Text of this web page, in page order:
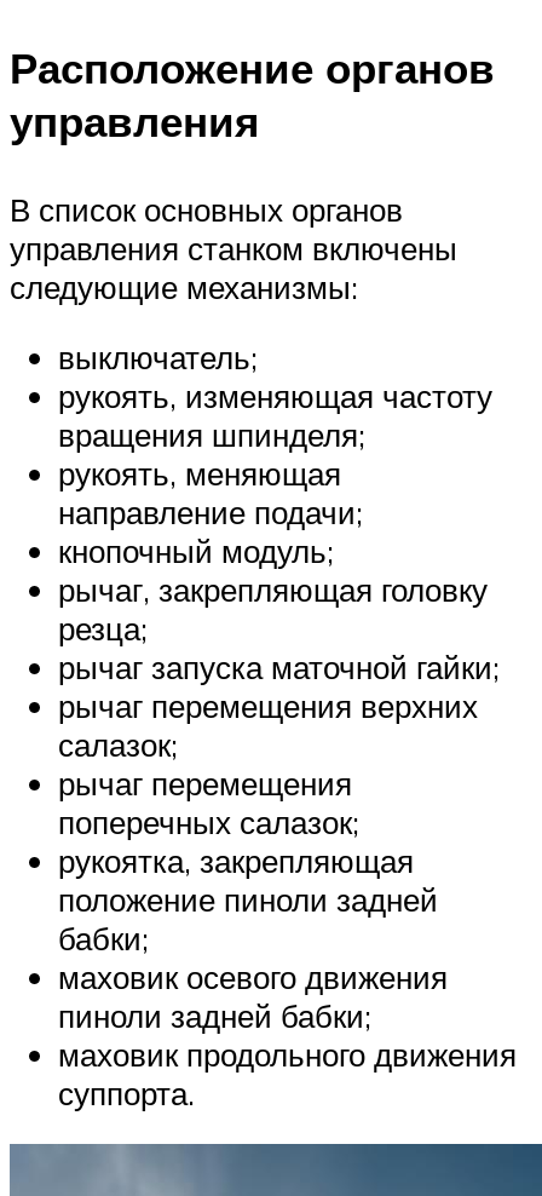
Расположение органов
управления
В список основных органов
управления станком включены
следующие механизмы:
выключатель;
рукоять, изменяющая частоту
вращения шпинделя;
рукоять, меняющая
направление подачи;
кнопочный модуль;
рычаг, закрепляющая головку
резца;
рычаг запуска маточной гайки;
рычаг перемещения верхних
салазок;
рычаг перемещения
поперечных салазок;
рукоятка, закрепляющая
положение пиноли задней
бабки;
маховик осевого движения
пиноли задней бабки;
маховик продольного движения
суппорта.